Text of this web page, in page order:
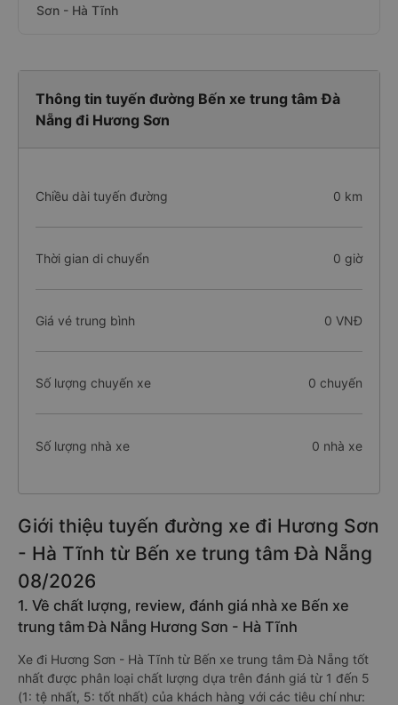
Sơn - Hà Tĩnh
Thông tin tuyến đường Bến xe trung tâm Đà
Nẵng đi Hương Sơn
Chiều dài tuyến đường 0 km
Thời gian di chuyển 0 giờ
Giá vé trung bình 0 VNĐ
Số lượng chuyến xe 0 chuyến
Số lượng nhà xe 0 nhà xe
Giới thiệu tuyến đường xe đi Hương Sơn
- Hà Tĩnh từ Bến xe trung tâm Đà Nẵng
08/2026
1. Về chất lượng, review, đánh giá nhà xe Bến xe
trung tâm Đà Nẵng Hương Sơn - Hà Tĩnh
Xe đi Hương Sơn - Hà Tĩnh từ Bến xe trung tâm Đà Nẵng tốt
nhất được phân loại chất lượng dựa trên đánh giá từ 1 đến 5
(1: tệ nhất, 5: tốt nhất) của khách hàng với các tiêu chí như: